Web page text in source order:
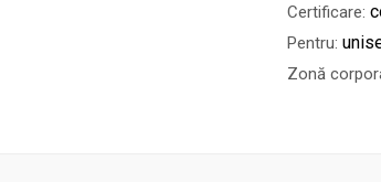
Certificare:
Pentru:
Zonă